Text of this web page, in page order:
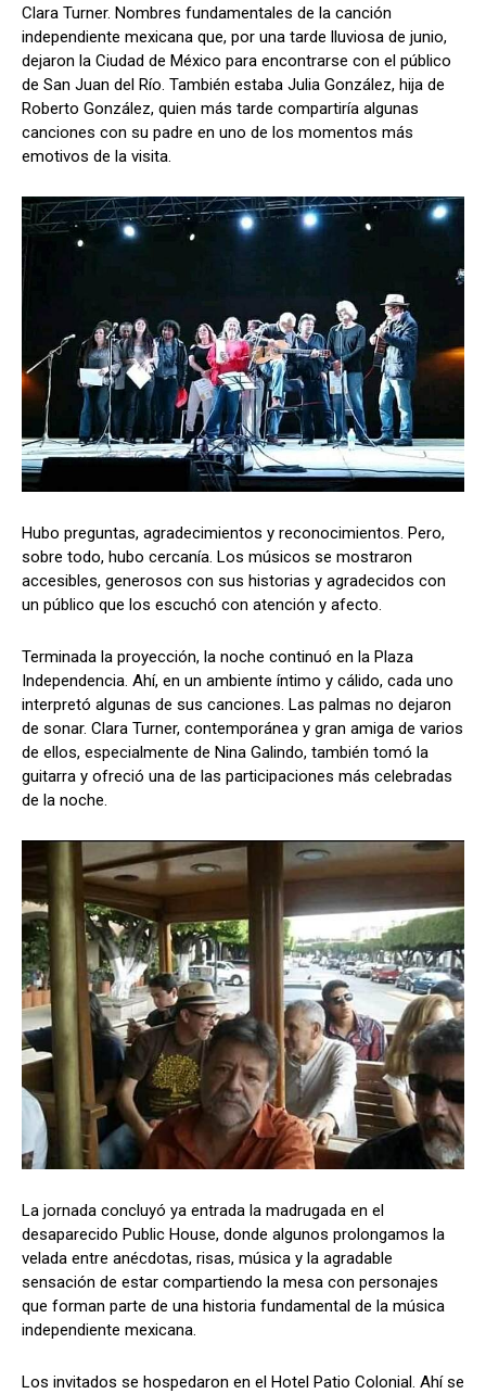
Clara Turner. Nombres fundamentales de la canción
independiente mexicana que, por una tarde lluviosa de junio,
dejaron la Ciudad de México para encontrarse con el público
de San Juan del Río. También estaba Julia González, hija de
Roberto González, quien más tarde compartiría algunas
canciones con su padre en uno de los momentos más
emotivos de la visita.
Hubo preguntas, agradecimientos y reconocimientos. Pero,
sobre todo, hubo cercanía. Los músicos se mostraron
accesibles, generosos con sus historias y agradecidos con
un público que los escuchó con atención y afecto.
Terminada la proyección, la noche continuó en la Plaza
Independencia. Ahí, en un ambiente íntimo y cálido, cada uno
interpretó algunas de sus canciones. Las palmas no dejaron
de sonar. Clara Turner, contemporánea y gran amiga de varios
de ellos, especialmente de Nina Galindo, también tomó la
guitarra y ofreció una de las participaciones más celebradas
de la noche.
La jornada concluyó ya entrada la madrugada en el
desaparecido Public House, donde algunos prolongamos la
velada entre anécdotas, risas, música y la agradable
sensación de estar compartiendo la mesa con personajes
que forman parte de una historia fundamental de la música
independiente mexicana.
Los invitados se hospedaron en el Hotel Patio Colonial. Ahí se